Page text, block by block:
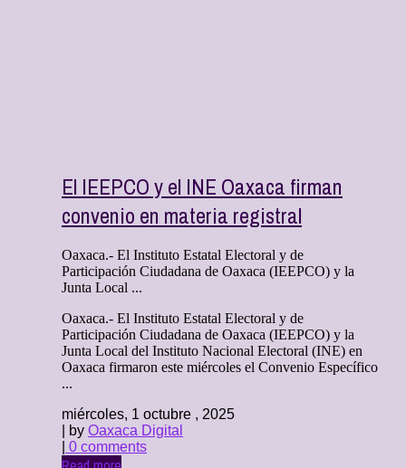
El IEEPCO y el INE Oaxaca firman
convenio en materia registral
Oaxaca.- El Instituto Estatal Electoral y de
Participación Ciudadana de Oaxaca (IEEPCO) y la
Junta Local ...
Oaxaca.- El Instituto Estatal Electoral y de
Participación Ciudadana de Oaxaca (IEEPCO) y la
Junta Local del Instituto Nacional Electoral (INE) en
Oaxaca firmaron este miércoles el Convenio Específico
...
miércoles, 1 octubre , 2025
| by Oaxaca Digital
0 comments